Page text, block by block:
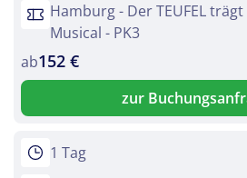
Der TEUFEL trägt
Facebook
Twitter
Hamburg - Der TEUFEL trägt
Musical - PK3
ab152 €
zur
1 Tag